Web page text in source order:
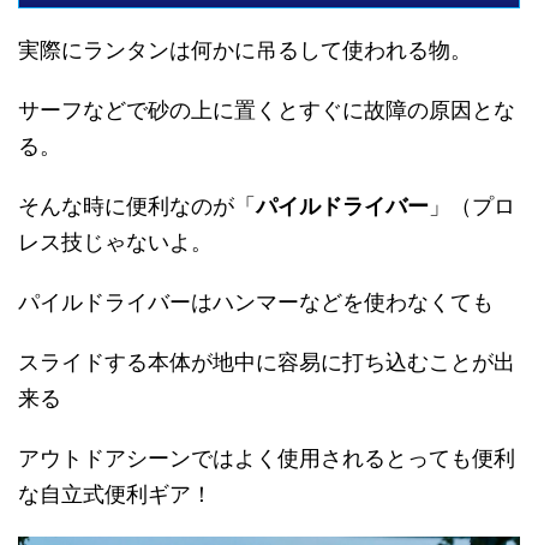
実際にランタンは何かに吊るして使われる物。
サーフなどで砂の上に置くとすぐに故障の原因とな
る。
そんな時に便利なのが「パイルドライバー 」（プロ
レス技じゃないよ。
パイルドライバーはハンマーなどを使わなくても
スライドする本体が地中に容易に打ち込むことが出
来る
アウトドアシーンではよく使用されるとっても便利
な自立式便利ギア！